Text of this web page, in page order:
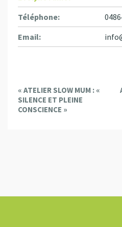
Téléphone:
Email:
E
v
e
i
« ATELIER SLOW MUM : «
SILENCE ET PLEINE
CONSCIENCE »